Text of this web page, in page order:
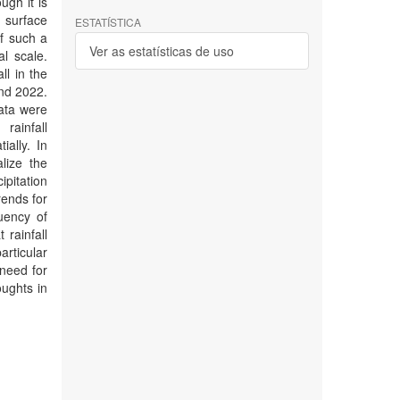
surface
such a
scale.
in the
2022.
were
rainfall
In
the
for
of
rainfall
for
in
ESTATÍSTICA
Ver as estatísticas de uso